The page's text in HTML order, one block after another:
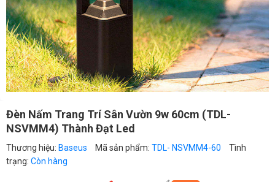
Đèn Nấm Trang Trí Sân Vườn 9w 60cm (TDL-
NSVMM4) Thành Đạt Led
Thương hiệu: Baseus Mã sản phẩm: TDL- NSVMM4-60
Tình
trạng: Còn hàng